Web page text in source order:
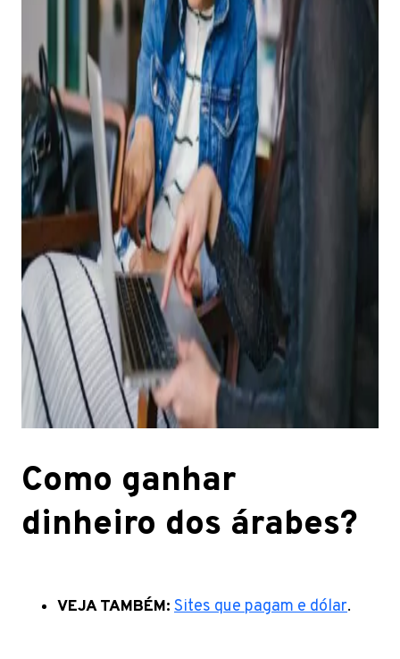
Como ganhar
dinheiro dos árabes?
VEJA TAMBÉM: Sites que pagam e dólar.